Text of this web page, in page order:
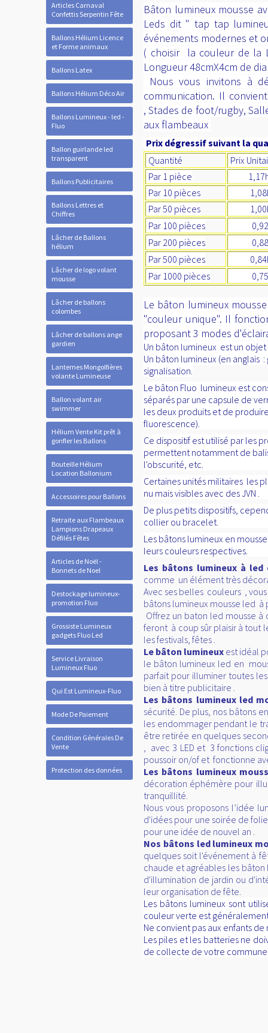
Articles Carnaval
Confettis Serpentin Fête
Ballons Hélium Licence
et Forme animaux
Ballons Latex
Ballons Hélium Déco Air
Ballons Lumineux - led -
Fluo
Ballon guirlande led
transparent
Ballons Publicitaires
Ballons Lettres et
Chiffres
Lâcher de Ballons
hélium
Lâcher de logo volant
mousse
Lâcher de ballons
colombes
Lâcher de ballons ange
gardien
Lanternes Mongolfières
volante Lumineuse
Ballon volant air
swimmer
Hélium Vente Kit prêt à
gonfler les Ballons
Bouteille Hélium
Location Ballonium
Accessoires pour Ballons
Retraite aux Flambeaux
Lampions Drapeaux
Défilés Fêtes
Articles de Noël -
Bonnets de Noel
Destockage lumineux-
promotion Fluo
Grossiste Lumineux
gadgets Fluo Led
Service Livraison
Lumineux Fluo
Qui Est Lumineux-Fluo
Mode De Paiement
Condition Générales De
Vente
Protection des données
Bâton lumineux mousse
Leds dit " tap tap
événements modernes et
( choisir la couleur de la
Longueur 48cmX4cm de
Nous vous invitons à
communication. Il
, Stades de foot/rugby,
aux flambeaux
Prix dégressif suivant la
Quantité
Prix
Par 1 pièce
Par 10 pièces
Par 50 pièces
Par 100 pièces
Par 200 pièces
Par 500 pièces
Par 1000 pièces
Le bâton lumineux
"couleur unique". Il
proposant 3 modes
Un bâton lumineux est un
Un bâton lumineux (en anglais
signalisation.
Le bâton Fluo lumineux est
séparés par une capsule de
les deux produits et de
fluorescence).
Ce dispositif est utilisé par les
permettent notamment de
l'obscurité, etc.
Certaines unités militaires les
nu mais visibles avec des JVN .
De plus petits dispositifs,
collier ou bracelet.
Les bâtons lumineux en
leurs couleurs respectives.
Les bâtons lumineux à led
comme un élément très
Avec ses belles couleurs ,
bâtons lumineux mousse led à
Offrez un baton led mousse
feront à coup sûr plaisir à tout
les festivals, fêtes .
Le bâton lumineux est idéal
le bâton lumineux led en
parfait pour illuminer toutes
bien à titre publicitaire .
Les bâtons lumineux led
sécurité. De plus, nos bâtons
les endommager pendant le
être retirée en quelques
, avec 3 LED et 3 fonctions
poussoir on/of et fonctionne
Les bâtons lumineux
décoration éphémère pour
tranquillité.
Nous vous proposons l’idée
d'idées pour une soirée de
pour une idée de nouvel an .
Nos bâtons led lumineux
quelques soit l'événement à
chaude et agréables les
d'illumination de jardin ou
leur organisation de fête.
Les bâtons lumineux sont
couleur verte est
Ne convient pas aux enfants
Les piles et les batteries ne
de collecte de votre